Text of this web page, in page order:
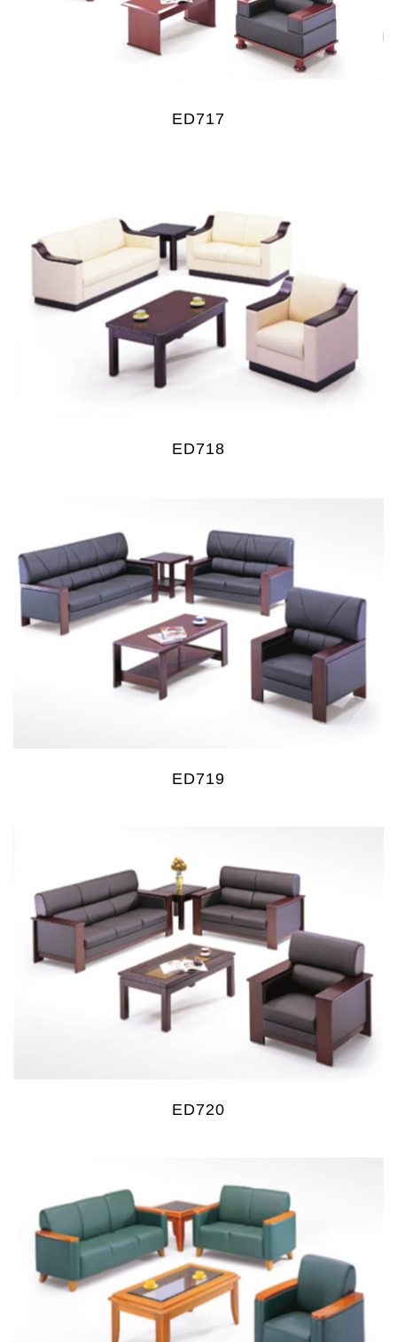
ED717
ED718
ED719
ED720